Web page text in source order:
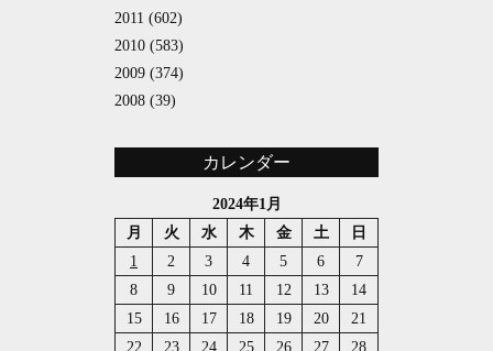
2011 (602)
2010 (583)
2009 (374)
2008 (39)
カレンダー
2024年1月
月
火 水 木 金 土
日
1
2 3 4 5 6
7
8
9 10 11 12 13
14
15
16 17 18 19 20
21
22
23 24 25 26 27 28